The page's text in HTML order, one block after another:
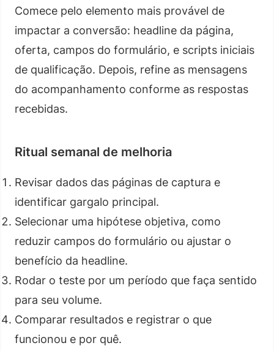
Comece pelo elemento mais provável de
impactar a conversão: headline da página,
oferta, campos do formulário, e scripts iniciais
de qualificação. Depois, refine as mensagens
do acompanhamento conforme as respostas
recebidas.
Ritual semanal de melhoria
Revisar dados das páginas de captura e
identificar gargalo principal.
Selecionar uma hipótese objetiva, como
reduzir campos do formulário ou ajustar o
benefício da headline.
Rodar o teste por um período que faça sentido
para seu volume.
Comparar resultados e registrar o que
funcionou e por quê.